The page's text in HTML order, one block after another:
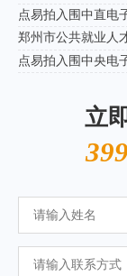
点易拍入围中直电
郑州市公共就业人
点易拍入围中央电
立